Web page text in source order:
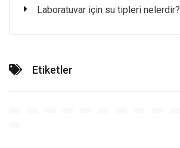
Laboratuvar için su tipleri nelerdir?
Etiketler